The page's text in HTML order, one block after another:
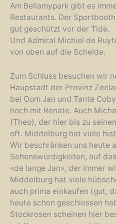
Am Bellamypark gibt es
Restaurants. Der
gut geschützt vor der Tide.
Und Admiral Michiel de
von oben auf die Schelde.
Zum Schluss besuchen wir
Haupstadt der Provinz
bei Oom Jan und Tante
noch mit Renate. Auch
(Theo), der hier bis zu
oft. Middelburg hat viele
Wir beschränken uns heute
Sehenswürdigkeiten, auf
«de lange Jan», der immer
Middelburg hat viele
auch prima einkaufen (gut,
heute schon geschlossen
Stockrosen scheinen hier